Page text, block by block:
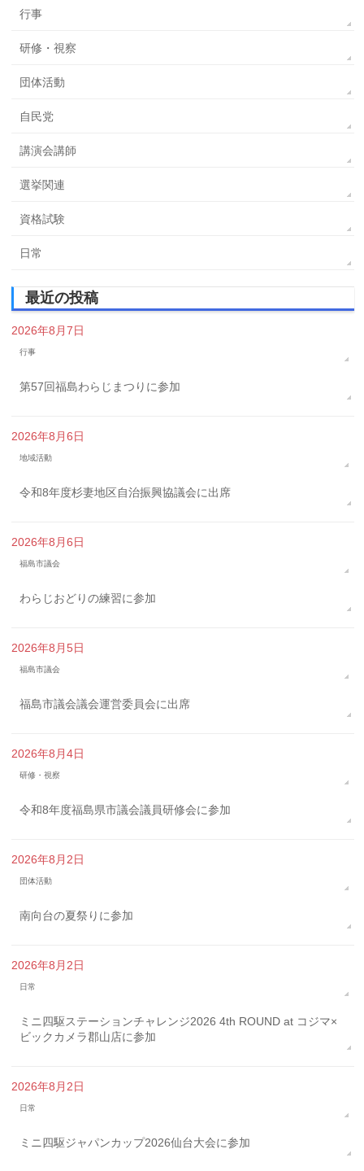
行事
研修・視察
団体活動
自民党
講演会講師
選挙関連
資格試験
日常
最近の投稿
2026年8月7日
行事
第57回福島わらじまつりに参加
2026年8月6日
地域活動
令和8年度杉妻地区自治振興協議会に出席
2026年8月6日
福島市議会
わらじおどりの練習に参加
2026年8月5日
福島市議会
福島市議会議会運営委員会に出席
2026年8月4日
研修・視察
令和8年度福島県市議会議員研修会に参加
2026年8月2日
団体活動
南向台の夏祭りに参加
2026年8月2日
日常
ミニ四駆ステーションチャレンジ2026 4th ROUND at コジマ×
ビックカメラ郡山店に参加
2026年8月2日
日常
ミニ四駆ジャパンカップ2026仙台大会に参加